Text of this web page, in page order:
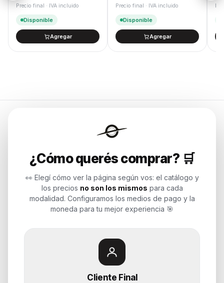
Precio final · IVA incluido
Disponible
Agregar
Precio final · IVA incluido
Disponible
Agregar
¿Cómo querés comprar? 🛒
👀 Elegí cómo ver la página según vos: el catálogo y
los precios no son los mismos para cada
modalidad. Configuramos los medios de pago y la
moneda para tu mejor experiencia 🎯
Cliente Final
Endurances
Soluciones de tecnología para
Potenciamos tu mundo.
Time to work
Categorías
Notebooks